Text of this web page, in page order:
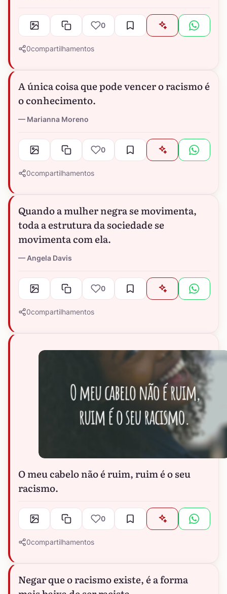
0
0compartilhamentos
A única coisa que pode vencer o racismo é
o conhecimento.
Marianna Moreno
0
0compartilhamentos
Quando a mulher negra se movimenta,
toda a estrutura da sociedade se
movimenta com ela.
Angela Davis
0
0compartilhamentos
O meu cabelo não é ruim, ruim é o seu
racismo.
0
0compartilhamentos
Negar que o racismo existe, é a forma